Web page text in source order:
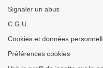
Signaler un abus
C.G.U.
Cookies et données
Préférences cookies